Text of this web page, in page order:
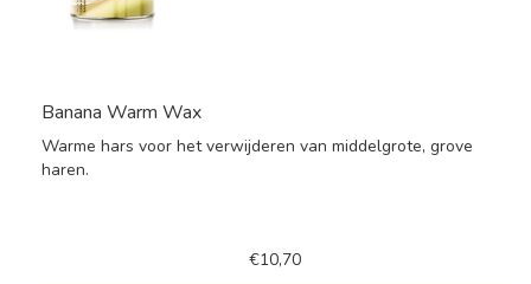
Banana Warm Wax
Warme hars voor het verwijderen van middelgrote, grove
haren.
€10,70